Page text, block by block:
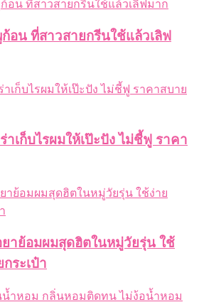
อน ที่สาวสายกรีนใช้แล้วเลิฟ
าเก็บไรผมให้เป๊ะปัง ไม่ชี้ฟู ราคา
าย้อมผมสุดฮิตในหมู่วัยรุ่น ใช้
ระเป๋า